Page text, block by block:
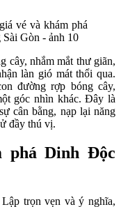
cây, nhắm mắt thư giãn,
làn gió mát thổi qua.
đường rợp bóng cây,
góc nhìn khác. Đây là
cân bằng, nạp lại năng
đầy thú vị.
Dinh Độc
trọn vẹn và ý nghĩa,